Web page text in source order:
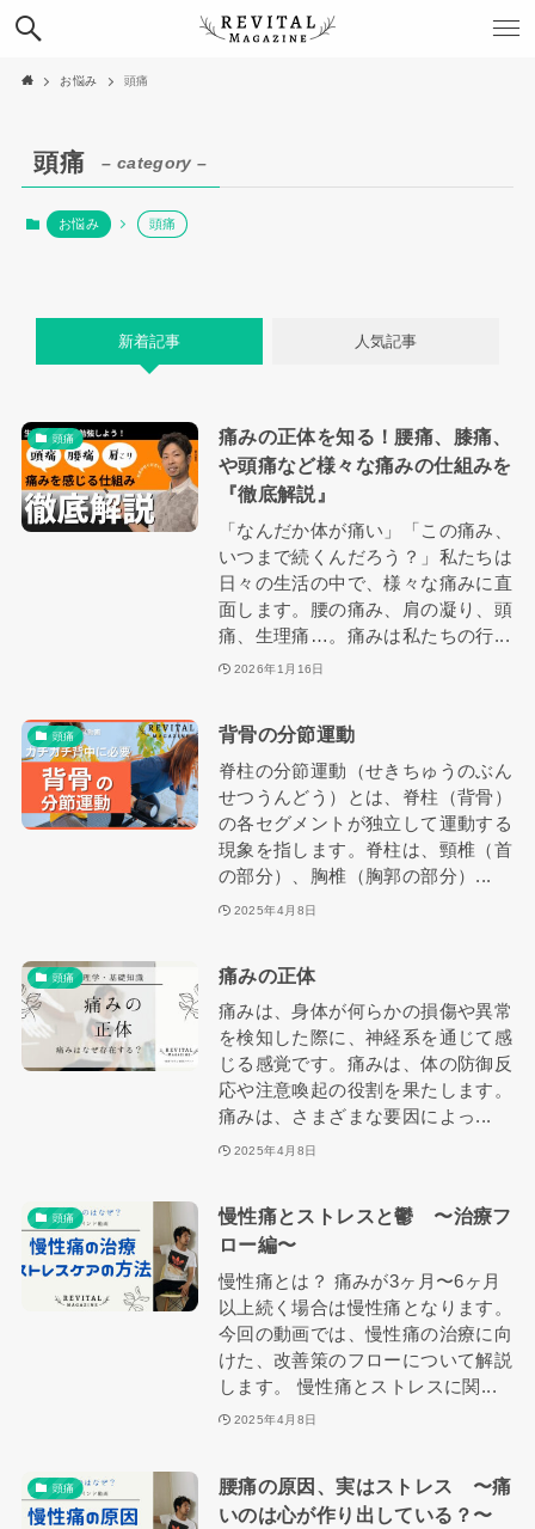
お悩み 頭痛
頭痛 – category –
お悩み 頭痛
新着記事 人気記事
頭痛
痛みの正体を知る！腰痛、膝痛、
や頭痛など様々な痛みの仕組みを
『徹底解説』
「なんだか体が痛い」「この痛み、
いつまで続くんだろう？」私たちは
日々の生活の中で、様々な痛みに直
面します。腰の痛み、肩の凝り、頭
痛、生理痛…。痛みは私たちの行...
2026年1月16日
頭痛 背骨の分節運動
脊柱の分節運動（せきちゅうのぶん
せつうんどう）とは、脊柱（背骨）
の各セグメントが独立して運動する
現象を指します。脊柱は、頸椎（首
の部分）、胸椎（胸郭の部分）...
2025年4月8日
頭痛 痛みの正体
痛みは、身体が何らかの損傷や異常
を検知した際に、神経系を通じて感
じる感覚です。痛みは、体の防御反
応や注意喚起の役割を果たします。
痛みは、さまざまな要因によっ...
2025年4月8日
頭痛
慢性痛とストレスと鬱 〜治療フ
ロー編〜
慢性痛とは？ 痛みが3ヶ月〜6ヶ月
以上続く場合は慢性痛となります。
今回の動画では、慢性痛の治療に向
けた、改善策のフローについて解説
します。 慢性痛とストレスに関...
2025年4月8日
頭痛
腰痛の原因、実はストレス 〜痛
いのは心が作り出している？〜